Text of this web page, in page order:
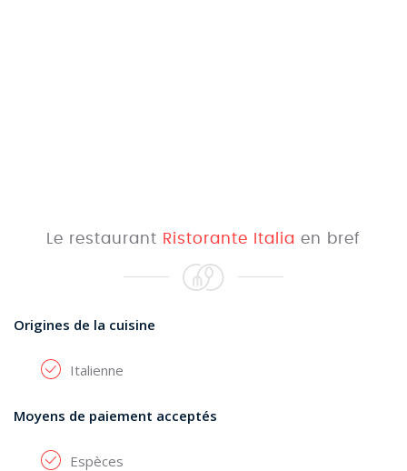
Le restaurant Ristorante Italia en bref
Origines de la cuisine
Italienne
Moyens de paiement acceptés
Espèces